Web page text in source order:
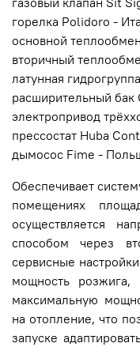
горелка Polidoro -
основной
вторичный
латунная
расширительный бак
электропривод
прессостат Huba
дымосос Fime -
Обеспечивает
помещениях
осуществляется
способом через
сервисные
мощность
максимальную
на отопление, что
запуске